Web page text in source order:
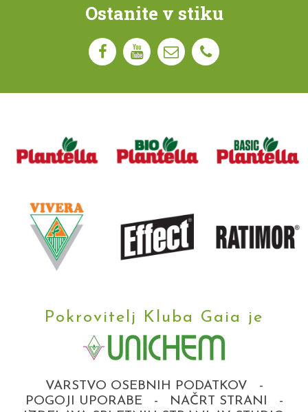
Ostanite v stiku
Pokrovitelj Kluba Gaia je
VARSTVO OSEBNIH PODATKOV
-
POGOJI UPORABE
- NAČRT STRANI
-